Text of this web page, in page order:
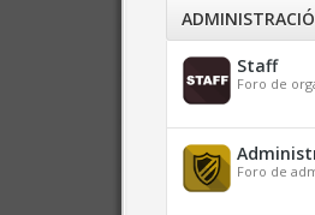
Staff
Foro de
Foro de